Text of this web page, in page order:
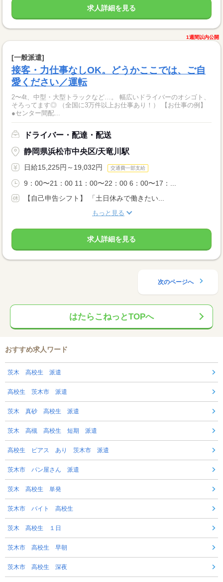
求人詳細を見る
1週間以内公開
[一般派遣]
接客・力仕事なしOK。どうかここでは、ご自
愛ください／運転
2〜4t、中型・大型トラックなど…。 幅広いドライバーのオシゴト、
そろってます◎ （全国に3万件以上お仕事あり！） 【お仕事の例】
●センター間配...
ドライバー・配達・配送
静岡県浜松市中央区/天竜川駅
日給15,225円～19,032円 交通費一部支給
9：00〜21：00 11：00〜22：00 6：00〜17：...
【自己申告シフト】 「土日休みで働きたい...
もっと見る
求人詳細を見る
次のページへ
はたらこねっとTOPへ
おすすめ求人ワード
茨木 高校生 派遣
高校生 茨木市 派遣
茨木 真砂 高校生 派遣
茨木 高槻 高校生 短期 派遣
高校生 ピアス あり 茨木市 派遣
茨木市 パン屋さん 派遣
茨木 高校生 単発
茨木市 バイト 高校生
茨木 高校生 １日
茨木市 高校生 早朝
茨木市 高校生 深夜